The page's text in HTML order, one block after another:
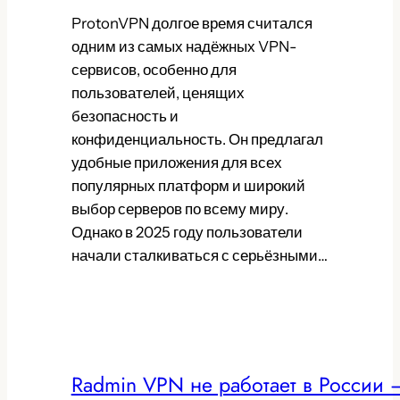
ProtonVPN долгое время считался
одним из самых надёжных VPN-
сервисов, особенно для
пользователей, ценящих
безопасность и
конфиденциальность. Он предлагал
удобные приложения для всех
популярных платформ и широкий
выбор серверов по всему миру.
Однако в 2025 году пользователи
начали сталкиваться с серьёзными…
Radmin VPN не работает в